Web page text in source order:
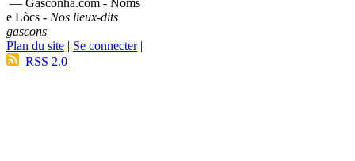
e Lòcs - Nos lieux-dits
gascons
Plan du site | Se connecter|
RSS 2.0